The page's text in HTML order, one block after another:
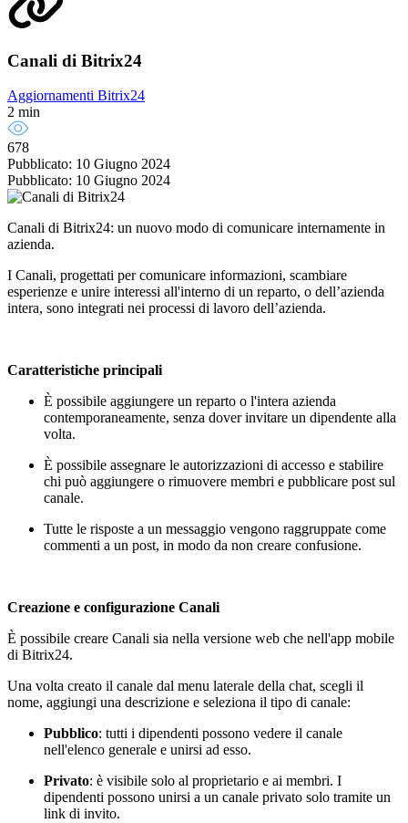
Canali di Bitrix24
Aggiornamenti Bitrix24
2 min
678
Pubblicato: 10 Giugno 2024
Pubblicato: 10 Giugno 2024
Canali di Bitrix24: un nuovo modo di comunicare internamente in
azienda.
I Canali, progettati per comunicare informazioni, scambiare
esperienze e unire interessi all'interno di un reparto, o dell’azienda
intera, sono integrati nei processi di lavoro dell’azienda.
Caratteristiche principali
È possibile aggiungere un reparto o l'intera azienda
contemporaneamente, senza dover invitare un dipendente alla
volta.
È possibile assegnare le autorizzazioni di accesso e stabilire
chi può aggiungere o rimuovere membri e pubblicare post sul
canale.
Tutte le risposte a un messaggio vengono raggruppate come
commenti a un post, in modo da non creare confusione.
Creazione e configurazione Canali
È possibile creare Canali sia nella versione web che nell'app mobile
di Bitrix24.
Una volta creato il canale dal menu laterale della chat, scegli il
nome, aggiungi una descrizione e seleziona il tipo di canale:
Pubblico: tutti i dipendenti possono vedere il canale
nell'elenco generale e unirsi ad esso.
Privato: è visibile solo al proprietario e ai membri. I
dipendenti possono unirsi a un canale privato solo tramite un
link di invito.